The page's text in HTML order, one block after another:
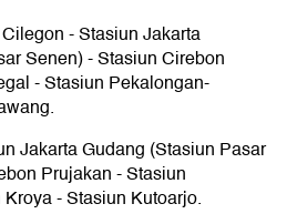
- Stasiun Jakarta
Senen) - Stasiun Cirebon
- Stasiun Pekalongan-
Jakarta Gudang (Stasiun Pasar
Prujakan - Stasiun
- Stasiun Kutoarjo.